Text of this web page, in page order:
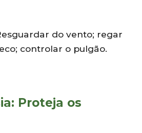
do vento; regar
controlar o pulgão.
Proteja os